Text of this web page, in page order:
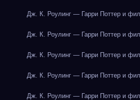
Дж. К. Роулинг — Гарри Поттер и
Дж. К. Роулинг — Гарри Поттер и
Дж. К. Роулинг — Гарри Поттер и
Дж. К. Роулинг — Гарри Поттер и
Дж. К. Роулинг — Гарри Поттер и